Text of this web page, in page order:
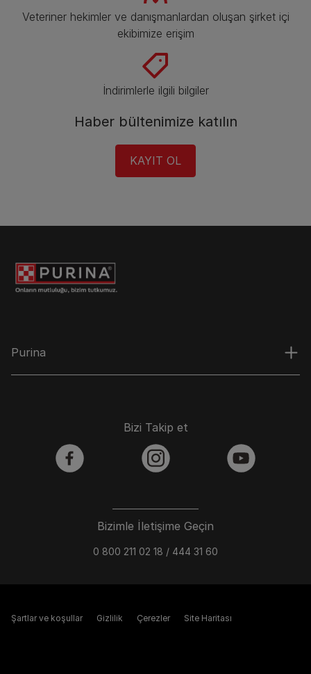
Veteriner hekimler ve danışmanlardan oluşan şirket içi
ekibimize erişim
İndirimlerle ilgili bilgiler​
Haber bültenimize katılın​
KAYIT OL​
Purina
Bizimle İletişime Geçin
0 800 211 02 18 / 444 31 60
Bizi Takip et
facebook instagram youtube
Şartlar ve koşullar Gizlilik Çerezler Site Haritası